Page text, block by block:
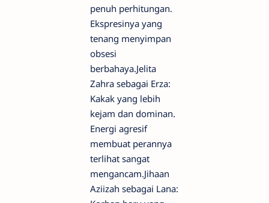
penuh perhitungan.
Ekspresinya yang
tenang menyimpan
obsesi
berbahaya.Jelita
Zahra sebagai Erza:
Kakak yang lebih
kejam dan dominan.
Energi agresif
membuat perannya
terlihat sangat
mengancam.Jihaan
Aziizah sebagai Lana: